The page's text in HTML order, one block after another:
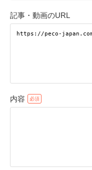
記事・動画のURL
内容